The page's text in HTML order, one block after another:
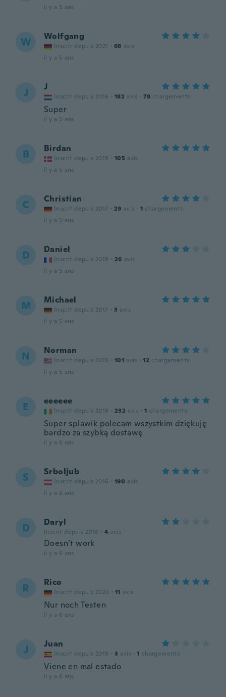
il y a 5 ans
W Wolfgang
Inscrit depuis 2021 · 68 avis
il y a 5 ans
J J
Inscrit depuis 2016 · 182 avis · 78 chargements
Super
il y a 5 ans
B Birdan
Inscrit depuis 2019 · 105 avis
il y a 5 ans
C Christian
Inscrit depuis 2017 · 29 avis · 1 chargements
il y a 5 ans
D Daniel
Inscrit depuis 2019 · 26 avis
il y a 5 ans
M Michael
Inscrit depuis 2017 · 3 avis
il y a 5 ans
N Norman
Inscrit depuis 2015 · 101 avis · 12 chargements
il y a 5 ans
E eeeeee
Inscrit depuis 2018 · 232 avis · 1 chargements
Super splawik polecam wszystkim dziękuję
bardzo za szybką dostawę
il y a 6 ans
S Srboljub
Inscrit depuis 2016 · 190 avis
il y a 6 ans
D Daryl
Inscrit depuis 2018 · 4 avis
Doesn’t work
il y a 6 ans
R Rico
Inscrit depuis 2020 · 11 avis
Nur noch Testen
il y a 6 ans
J Juan
Inscrit depuis 2019 · 3 avis · 1 chargements
Viene en mal estado
il y a 6 ans